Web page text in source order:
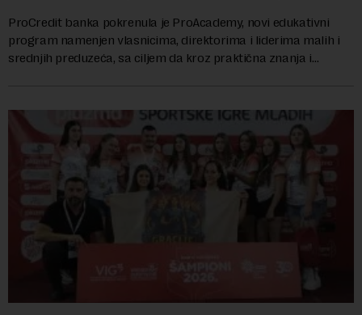
ProCredit banka pokrenula je ProAcademy, novi edukativni
program namenjen vlasnicima, direktorima i liderima malih i
srednjih preduzeća, sa ciljem da kroz praktična znanja i